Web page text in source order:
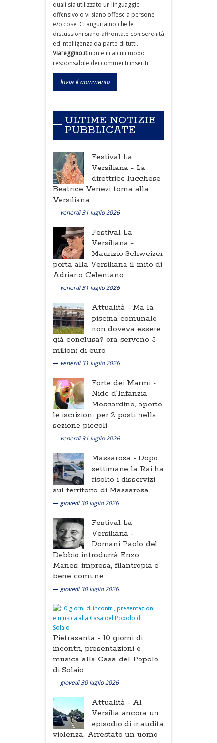
quali sia utilizzato un linguaggio
offensivo o vi siano offese a persone
e/o cose. Ci auguriamo che le
discussioni siano affrontate con serenità
ed intelligenza da parte di tutti.
Viareggino.itnon è in alcun modo
responsabile dei commenti inseriti.
ULTIME NOTIZIE
PUBBLICATE
Festival La
Versiliana - La
direttrice lucchese
Beatrice Venezi torna alla
Versiliana
venerdì 31 luglio 2026
Festival La
Versiliana -
Maurizio Schweizer
porta alla Versiliana il mito di
Adriano Celentano
venerdì 31 luglio 2026
Attualità - Ma la
piscina comunale
non doveva essere
già conclusa? ora servono 3
milioni di euro
venerdì 31 luglio 2026
Forte dei Marmi -
Nido d'Infanzia
Moscardino, aperte
le iscrizioni per 2 posti nella
sezione piccoli
venerdì 31 luglio 2026
Massarosa - Dopo
settimane la Rai ha
risolto i disservizi
sul territorio di Massarosa
giovedì 30 luglio 2026
Festival La
Versiliana -
Domani Paolo del
Debbio introdurrà Enzo
Manes: impresa, filantropia e
bene comune
giovedì 30 luglio 2026
Pietrasanta - 10 giorni di
incontri, presentazioni e
musica alla Casa del Popolo
di Solaio
giovedì 30 luglio 2026
Attualità - Al
Versilia ancora un
episodio di inaudita
violenza. Arrestato un uomo